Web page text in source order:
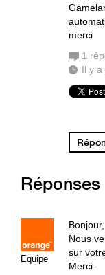
merci
1
Il y a
Réponses
Equipe
Bonjour,
Nous
sur
Merci.